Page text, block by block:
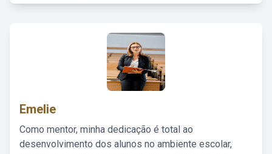
Emelie
Como mentor, minha dedicação é total ao
desenvolvimento dos alunos no ambiente escolar,